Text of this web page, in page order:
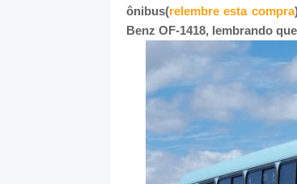
ônibus(relembre esta compra
Benz OF-1418, lembrando